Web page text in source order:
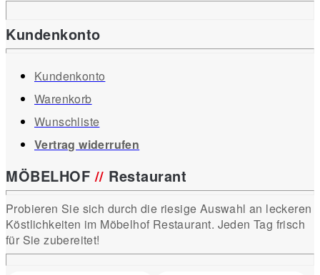
Kundenkonto
Kundenkonto
Warenkorb
Wunschliste
Vertrag widerrufen
MÖBELHOF // Restaurant
Probieren Sie sich durch die riesige Auswahl an leckeren
Köstlichkeiten im Möbelhof Restaurant. Jeden Tag frisch
für Sie zubereitet!